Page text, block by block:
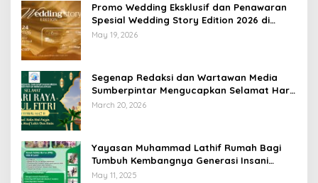
Promo Wedding Eksklusif dan Penawaran
Spesial Wedding Story Edition 2026 di
Swiss-Belhotel Lampung
May 19, 2026
Segenap Redaksi dan Wartawan Media
Sumberpintar Mengucapkan Selamat Hari
Raya Idul Fitri 1447 Hijriyah / 2026 M
March 20, 2026
Yayasan Muhammad Lathif Rumah Bagi
Tumbuh Kembangnya Generasi Insani
Cerdas dan Berkarakter
May 11, 2025